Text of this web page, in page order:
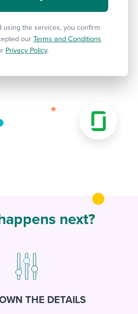
using the services, you confirm
our Terms and Conditions
Privacy Policy.
next?
THE DETAILS